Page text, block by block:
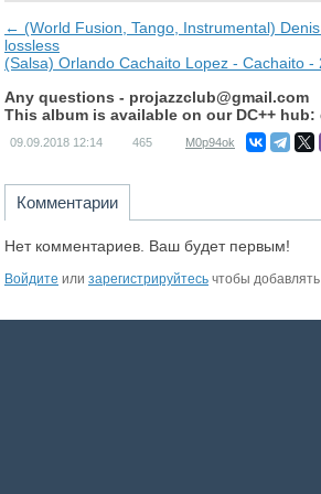
← (World Fusion, Tango, Instrumental)
lossless
(Salsa) Orlando Cachaito Lopez - Cachaito
Any questions - projazzclub@gmail.com
This album is available on our DC++
09.09.2018 12:14 465 M0p94ok
Комментарии
Нет комментариев. Ваш будет первым!
Войдите или зарегистрируйтесь чтобы